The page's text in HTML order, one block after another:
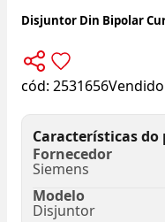
Disjuntor Din Bipolar
cód: 2531656
Características
Fornecedor
Siemens
Modelo
Disjuntor